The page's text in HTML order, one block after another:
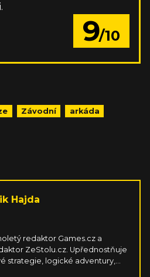
9/10
Závodní
arkáda
Hajda
redaktor Games.cz a
ZeStolu.cz. Upřednostňuje
strategie, logické adventury,